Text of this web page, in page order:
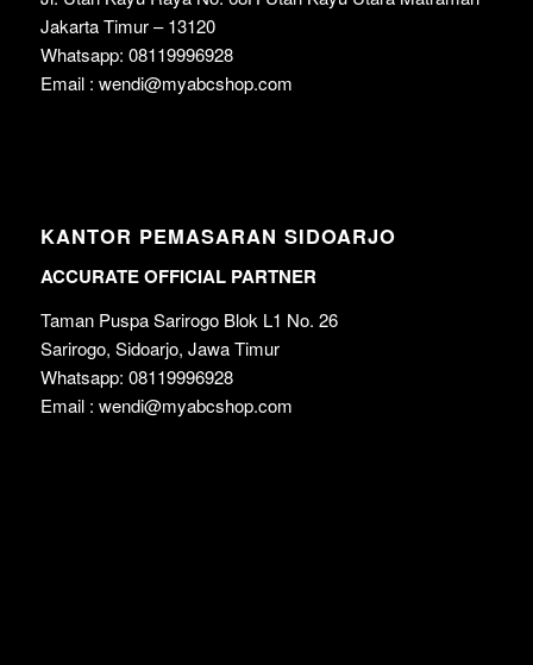
Jakarta Timur – 13120
Whatsapp: 08119996928
Email : wendi@myabcshop.com
KANTOR PEMASARAN SIDOARJO
ACCURATE OFFICIAL PARTNER
Taman Puspa Sarirogo Blok L1 No. 26
Sarirogo, Sidoarjo, Jawa Timur
Whatsapp: 08119996928
Email : wendi@myabcshop.com